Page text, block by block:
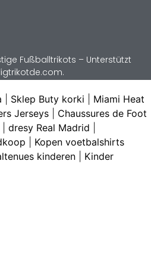
Fußballtrikots – Unterstützt
Sklep Buty korki
Miami Heat
Jerseys
Chaussures de Foot
dresy Real Madrid
Kopen voetbalshirts
kinderen
Kinder